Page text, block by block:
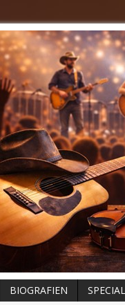
BIOGRAFIEN